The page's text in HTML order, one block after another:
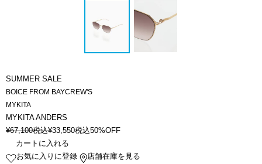
SUMMER SALE
BOICE FROM BAYCREW'S
MYKITA
MYKITA ANDERS
¥67,100税込¥33,550税込50%OFF
カートに入れる
お気に入りに登録
店舗在庫を見る